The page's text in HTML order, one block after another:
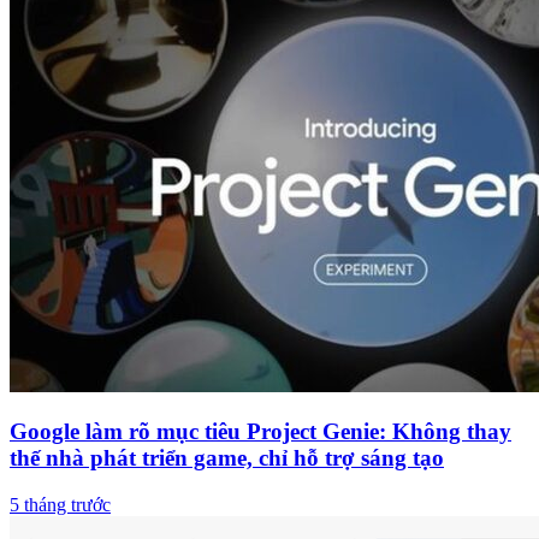
Google làm rõ mục tiêu Project Genie: Không thay
thế nhà phát triển game, chỉ hỗ trợ sáng tạo
5 tháng trước